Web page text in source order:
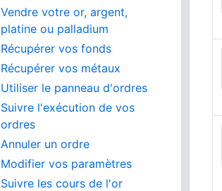
Vendre votre or, argent,
platine ou palladium
Récupérer vos fonds
Récupérer vos métaux
Utiliser le panneau d'ordres
Suivre l'exécution de vos
ordres
Annuler un ordre
Modifier vos paramètres
Suivre les cours de l'or